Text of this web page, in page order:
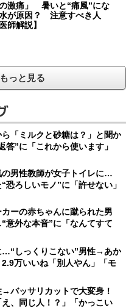
の激痛」 暑いと“痛風”にな
が原因？ 注意すべき人
師解説】
っと見る
ら「ミルクと砂糖は？」と聞か
”に「これから使います」
の男性教師が女子トイレに…
恐ろしいモノ”に「許せない」
カーの赤ちゃんに蹴られた男
外な本音”に「なんてすて
…“しっくりこない”男性→あか
万いいね「別人やん」「モ
→バッサリカットで大変身！
、同じ人！？」「かっこい